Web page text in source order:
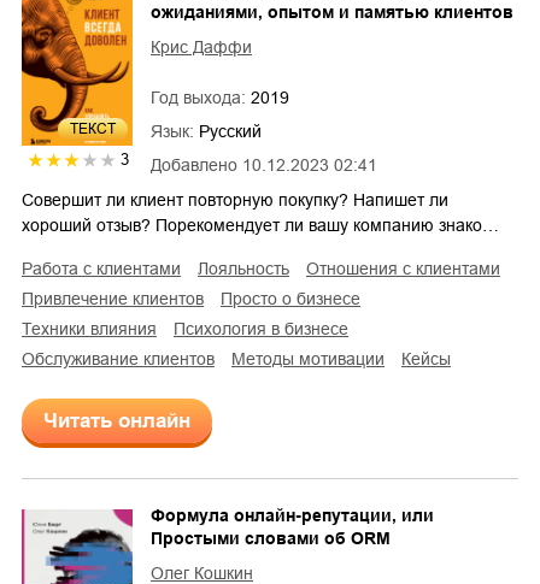
ТЕКСТ
3 Добавлено 10.12.2023 02:41
ожиданиями, опытом и памятью клиентов
Крис Даффи
Год выхода: 2019
Язык: Русский
Совершит ли клиент повторную покупку? Напишет ли
хороший отзыв? Порекомендует ли вашу компанию знако…
работа с клиентами лояльность
отношения с клиентами
привлечение клиентов
просто о бизнесе
техники влияния
психология в бизнесе
обслуживание клиентов
методы мотивации кейсы
Читать онлайн
Формула онлайн-репутации, или
Простыми словами об ORM
Олег Кошкин